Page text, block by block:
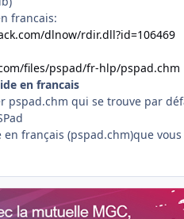
francais:
dlnow/rdir.dll?id=106469
files/pspad/fr-hlp/pspad.chm
en francais
pspad.chm qui se trouve par
français (pspad.chm)que